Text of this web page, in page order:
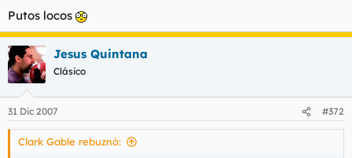
* That Was Then, This Is Now
3. Do not capitalize:
a. Articles: a, an, the (unless part of an artist's name)
* The Man Who Sold the World
Putos locos
Jesus Quintana
Clásico
31 Dic 2007 #372
Clark Gable rebuznó: